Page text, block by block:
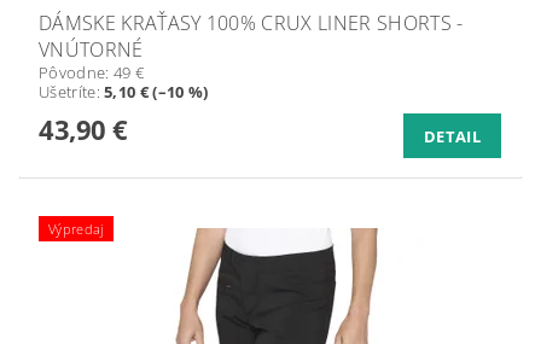
DÁMSKE KRAŤASY 100% CRUX LINER SHORTS -
VNÚTORNÉ
Pôvodne: 49 €
Ušetríte:5,10 € (–10 %)
43,90 € DETAIL
Výpredaj